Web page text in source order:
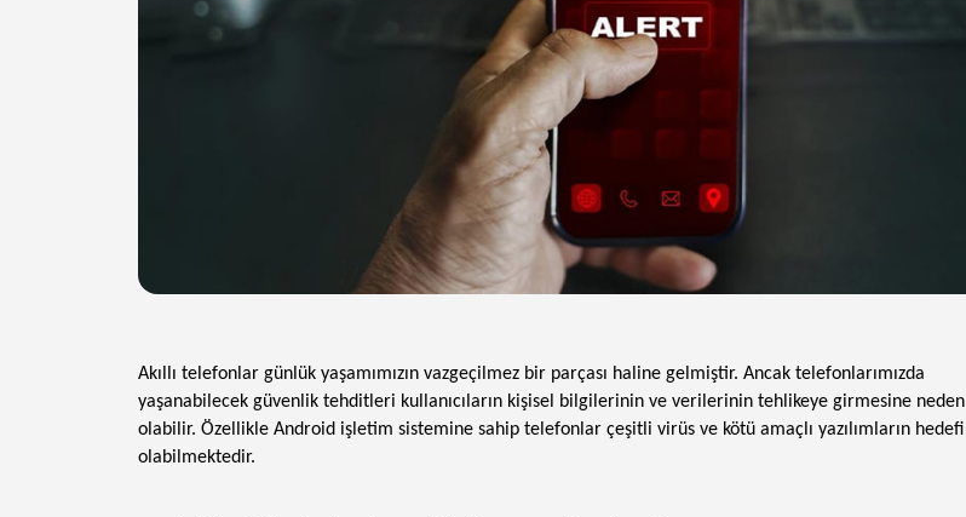
Akıllı telefonlar günlük yaşamımızın vazgeçilmez bir parçası haline gelmiştir. Ancak telefonlarımızda
yaşanabilecek güvenlik tehditleri kullanıcıların kişisel bilgilerinin ve verilerinin tehlikeye girmesine neden
olabilir. Özellikle Android işletim sistemine sahip telefonlar çeşitli virüs ve kötü amaçlı yazılımların hedefi
olabilmektedir.